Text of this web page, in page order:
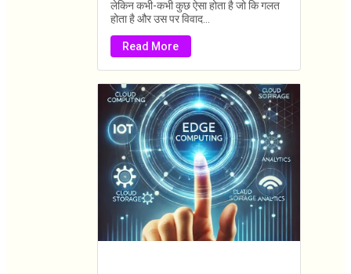
लेकिन कभी-कभी कुछ ऐसा होता है जो कि गलत
होता है और उस पर विवाद...
Read More